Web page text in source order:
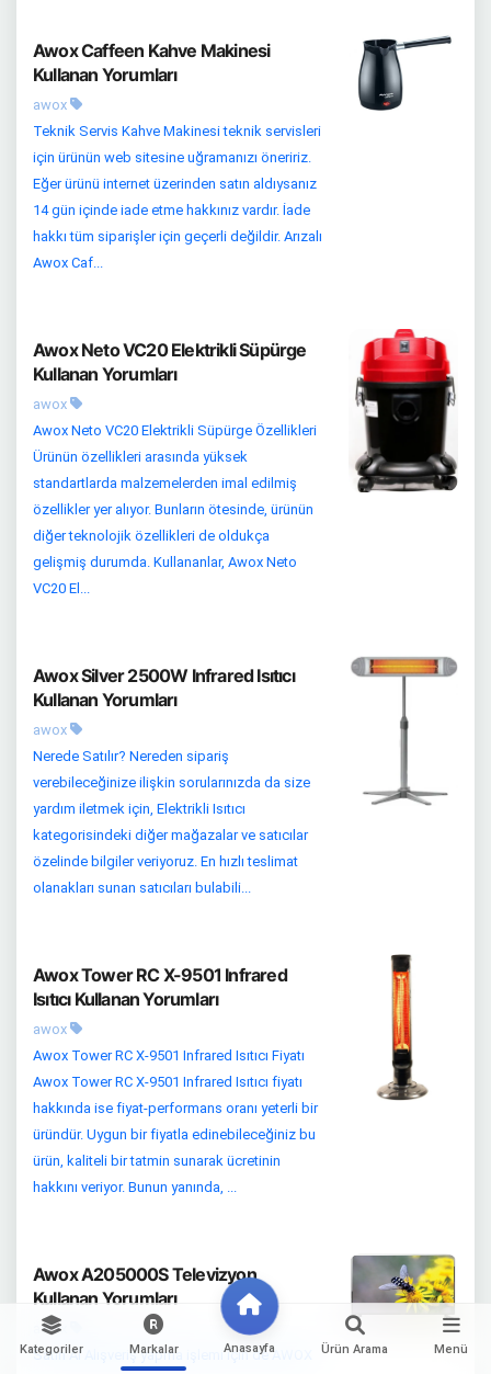
Kategoriler Markalar Anasayfa Ürün Arama Menü
Awox Caffeen Kahve Makinesi
Kullanan Yorumları
awox
Teknik Servis Kahve Makinesi teknik servisleri
için ürünün web sitesine uğramanızı öneririz.
Eğer ürünü internet üzerinden satın aldıysanız
14 gün içinde iade etme hakkınız vardır. İade
hakkı tüm siparişler için geçerli değildir. Arızalı
Awox Caf...
Awox Neto VC20 Elektrikli Süpürge
Kullanan Yorumları
awox
Awox Neto VC20 Elektrikli Süpürge Özellikleri
Ürünün özellikleri arasında yüksek
standartlarda malzemelerden imal edilmiş
özellikler yer alıyor. Bunların ötesinde, ürünün
diğer teknolojik özellikleri de oldukça
gelişmiş durumda. Kullananlar, Awox Neto
VC20 El...
Awox Silver 2500W Infrared Isıtıcı
Kullanan Yorumları
awox
Nerede Satılır? Nereden sipariş
verebileceğinize ilişkin sorularınızda da size
yardım iletmek için, Elektrikli Isıtıcı
kategorisindeki diğer mağazalar ve satıcılar
özelinde bilgiler veriyoruz. En hızlı teslimat
olanakları sunan satıcıları bulabili...
Awox Tower RC X-9501 Infrared
Isıtıcı Kullanan Yorumları
awox
Awox Tower RC X-9501 Infrared Isıtıcı Fiyatı
Awox Tower RC X-9501 Infrared Isıtıcı fiyatı
hakkında ise fiyat-performans oranı yeterli bir
üründür. Uygun bir fiyatla edinebileceğiniz bu
ürün, kaliteli bir tatmin sunarak ücretinin
hakkını veriyor. Bunun yanında, ...
Awox A205000S Televizyon
Kullanan Yorumları
awox
Satın Al Alışveriş yapma işlemi için de AWOX